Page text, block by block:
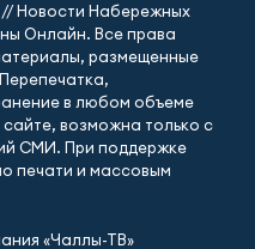
Новости Набережных
Онлайн. Все права
размещенные
в любом объеме
возможна только с
СМИ. При поддержке
печати и массовым
«Чаллы-ТВ»